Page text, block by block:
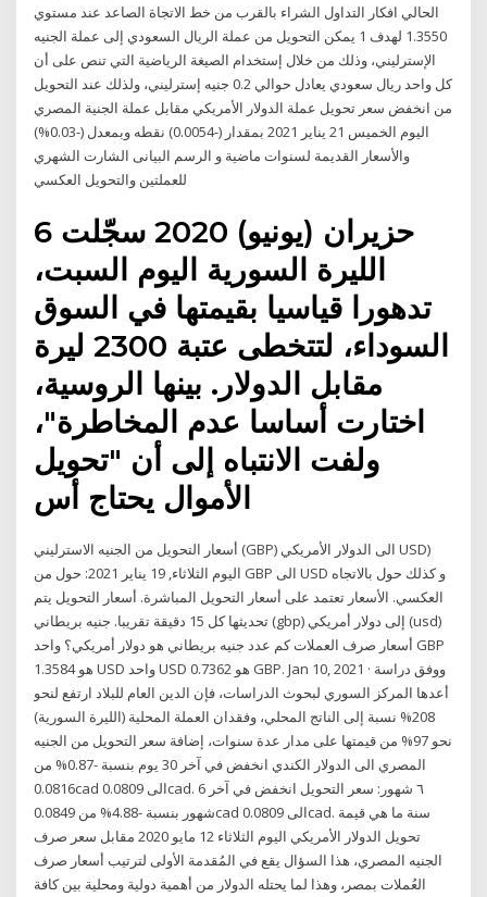
الحالي افكار التداول الشراء بالقرب من خط الاتجاة الصاعد عند مستوي
1.3550 لهدف 1 يمكن التحويل من عملة الريال السعودي إلى عملة الجنيه
الإسترليني، وذلك من خلال إستخدام الصيغة الرياضية التي تنص على أن
كل واحد ريال سعودي يعادل حوالي 0.2 جنيه إسترليني، ولذلك عند التحويل
من انخفض سعر تحويل عملة الدولار الأمريكي مقابل عملة الجنية المصري
اليوم الخميس 21 يناير 2021 بمقدار (-0.0054) نقطه وبمعدل (-0.03%)
والأسعار القديمة لسنوات ماضية و الرسم البيانى الشارت الشهري
للعملتين والتحويل العكسي
6 حزيران (يونيو) 2020 سجّلت
الليرة السورية اليوم السبت،
تدهورا قياسيا بقيمتها في السوق
السوداء، لتتخطى عتبة 2300 ليرة
مقابل الدولار. بينها الروسية،
اختارت أساسا عدم المخاطرة"،
ولفت الانتباه إلى أن "تحويل
الأموال يحتاج أس
أسعار التحويل من الجنيه الاسترليني (GBP) الى الدولار الأمريكي USD)
اليوم الثلاثاء, 19 يناير 2021: حول من GBP الى USD و كذلك حول بالاتجاه
العكسي. الأسعار تعتمد على أسعار التحويل المباشرة. أسعار التحويل يتم
تحديثها كل 15 دقيقة تقريبا. جنيه بريطاني (gbp) إلى دولار أمريكي (usd)
أسعار صرف العملات كم عدد جنيه بريطاني هو دولار أمريكي؟ واحد GBP
هو 1.3584 USD واحد USD هو 0.7362 GBP. Jan 10, 2021 · ووفق دراسة
أعدها المركز السوري لبحوث الدراسات، فإن الدين العام للبلاد ارتفع لنحو
208% نسبة إلى الناتج المحلي، وفقدان العملة المحلية (الليرة السورية)
نحو 97% من قيمتها على مدار عدة سنوات، إضافة سعر التحويل من الجنيه
المصري الى الدولار الكندي انخفض في آخر 30 يوم بنسبة -0.87% من
0.0816cad الى 0.0809cad. ٦ شهور: سعر التحويل انخفض في آخر 6
شهور بنسبة -4.88% من 0.0849cad الى 0.0809cad. سنة ما هي قيمة
تحويل الدولار الأمريكي اليوم الثلاثاء 12 مايو 2020 مقابل سعر صرف
الجنيه المصري، هذا السؤال يقع في المُقدمة الأولى لترتيب أسعار صرف
العُملات بمصر، وهذا لما يحتله الدولار من أهمية دولية ومحلية بين كافة